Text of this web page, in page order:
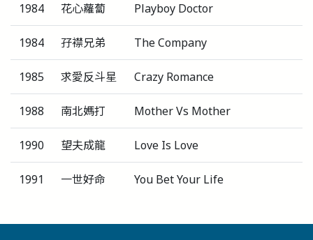
1984 花心蘿蔔 Playboy Doctor
1984 孖襟兄弟 The Company
1985 求愛反斗星 Crazy Romance
1988 南北媽打 Mother Vs Mother
1990 望夫成龍 Love Is Love
1991 一世好命 You Bet Your Life